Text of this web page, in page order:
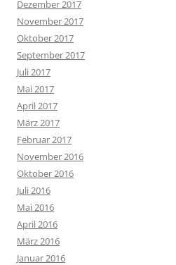
Dezember 2017
November 2017
Oktober 2017
September 2017
Juli 2017
Mai 2017
April 2017
März 2017
Februar 2017
November 2016
Oktober 2016
Juli 2016
Mai 2016
April 2016
März 2016
Januar 2016